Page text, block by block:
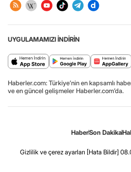
UYGULAMAMIZI İNDİRİN
Haberler.com: Türkiye’nin en kapsamlı
ve en güncel gelişmeler Haberler.com’da.
HaberSon Dakika
Gizlilik ve çerez ayarları [Hata Bildir]